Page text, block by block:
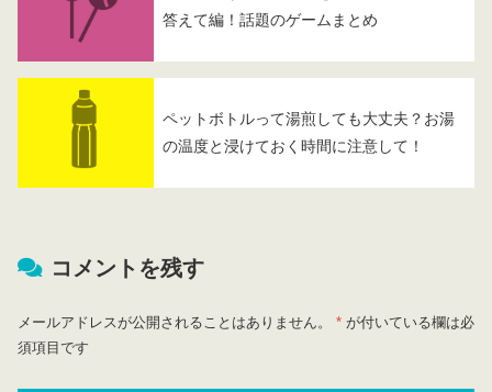
答えて編！話題のゲームまとめ
ペットボトルって湯煎しても大丈夫？お湯
の温度と浸けておく時間に注意して！
コメントを残す
メールアドレスが公開されることはありません。 * が付いている欄は必
須項目です